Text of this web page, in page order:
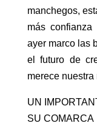
manchegos,
más
ayer marco las
el futuro de
merece nuestra
UN
SU COMARCA